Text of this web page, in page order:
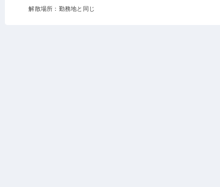
解散場所：勤務地と同じ